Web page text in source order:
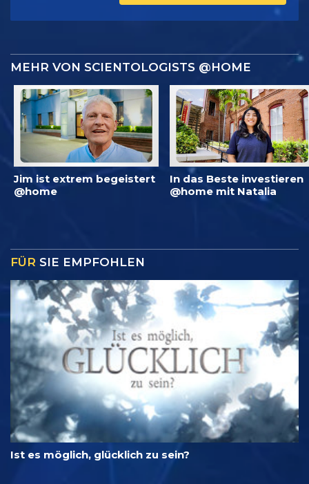
MEHR VON SCIENTOLOGISTS @HOME
Jim ist extrem begeistert
@home
In das Beste investieren
@home mit Natalia
FÜR SIE EMPFOHLEN
Ist es möglich, glücklich zu sein?